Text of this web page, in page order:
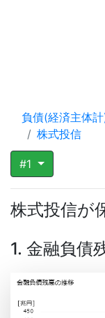
負債(経済主体計
株式投信
#1
株式投信が
1. 金融負債